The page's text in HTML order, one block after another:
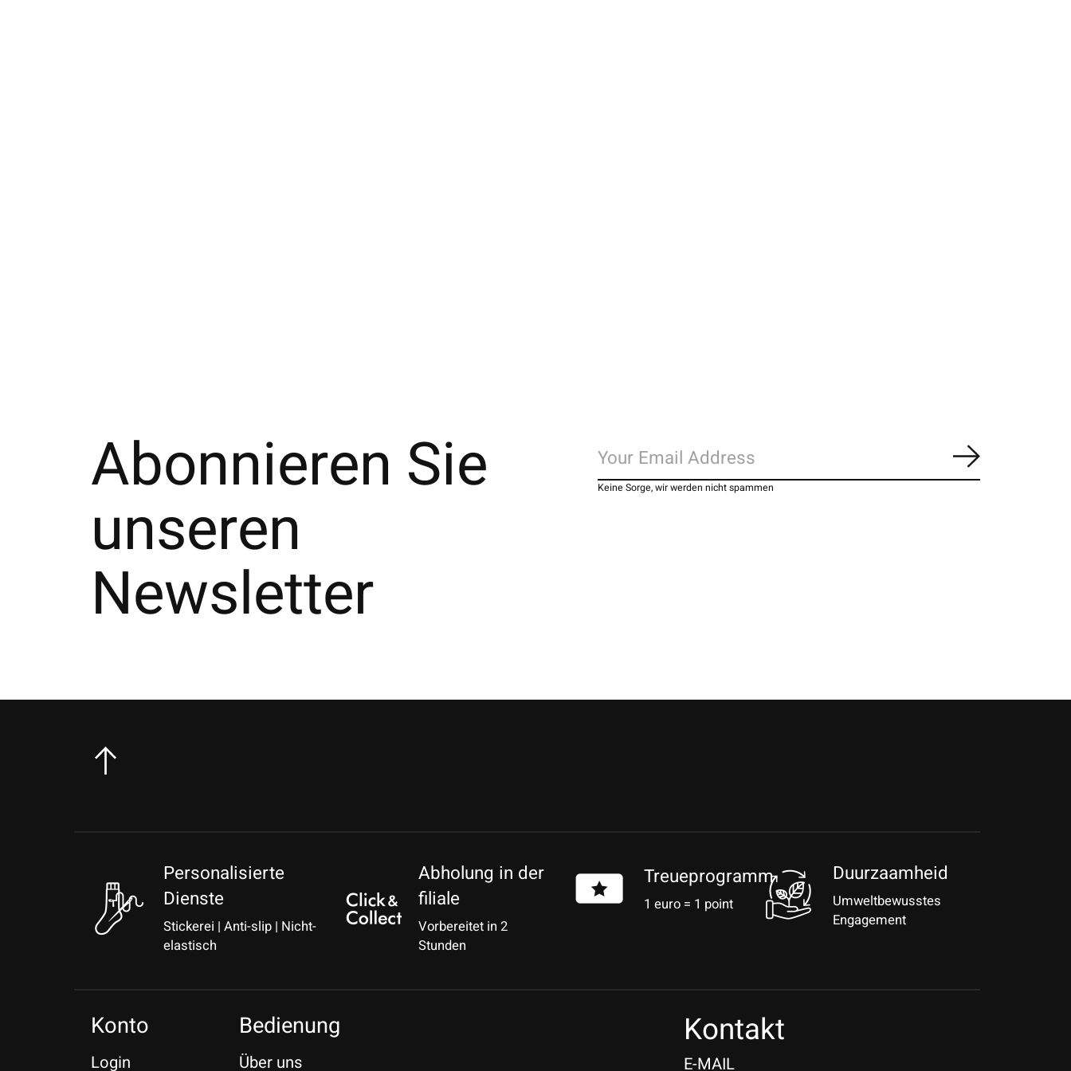
Abonnieren Sie
unseren
Newsletter
Abonnieren
Keine Sorge, wir werden nicht spammen
Personalisierte
Dienste
Stickerei | Anti-slip | Nicht-
elastisch
Abholung in der
filiale
Vorbereitet in 2
Stunden
Treueprogramm
1 euro = 1 point
Duurzaamheid
Umweltbewusstes
Engagement
Konto
Login
Bedienung
Über uns
Kontakt
E-MAIL